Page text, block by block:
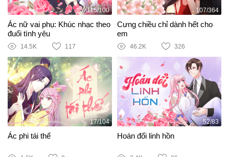
115/100
Ác nữ vai phụ: Khúc nhạc theo
đuổi tình yêu
14.5K 117
107/364
Cưng chiều chỉ dành hết cho
em
46.2K 326
17/104
Ác phi tái thế
52/83
Hoán đổi linh hồn